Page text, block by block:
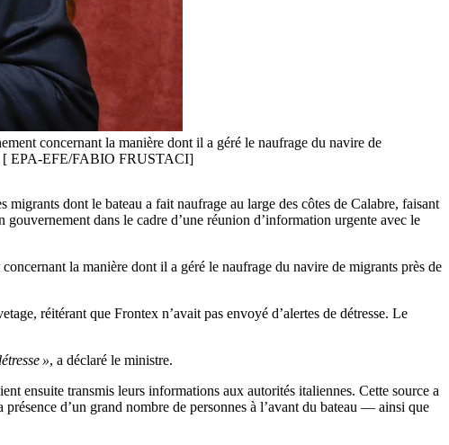
concernant la manière dont il a géré le naufrage du navire de
[ EPA-EFE/FABIO FRUSTACI]
dont le bateau a fait naufrage au large des côtes de Calabre, faisant
dans le cadre d’une réunion d’information urgente avec le
la manière dont il a géré le naufrage du navire de migrants près de
réitérant que Frontex n’avait pas envoyé d’alertes de détresse. Le
», a déclaré le ministre.
ensuite transmis leurs informations aux autorités italiennes. Cette source a
d’un grand nombre de personnes à l’avant du bateau — ainsi que